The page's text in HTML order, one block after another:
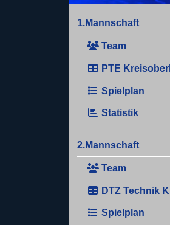
1.Mannschaft
Team
PTE
Spielplan
Statistik
2.Mannschaft
Team
DTZ Technik
Spielplan